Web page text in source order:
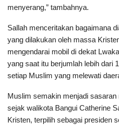
menyerang,” tambahnya.
Sallah menceritakan bagaimana
yang dilakukan oleh massa
mengendarai mobil di dekat
yang saat itu berjumlah lebih dari
setiap Muslim yang melewati
Muslim semakin menjadi
sejak walikota Bangui Catherine
Kristen, terpilih sebagai presiden